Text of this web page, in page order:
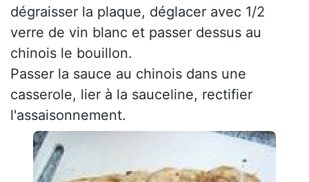
dégraisser la plaque, déglacer avec 1/2
verre de vin blanc et passer dessus au
chinois le bouillon.
Passer la sauce au chinois dans une
casserole, lier à la sauceline, rectifier
l'assaisonnement.